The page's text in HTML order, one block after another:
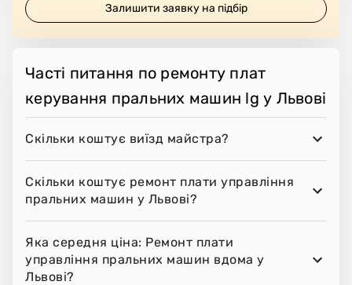
Залишити заявку на підбір
Часті питання по ремонту плат
керування пральних машин lg у Львові
Скільки коштує виїзд майстра?
Скільки коштує ремонт плати управління
пральних машин у Львові?
Яка середня ціна: Ремонт плати
управління пральних машин вдома у
Львові?